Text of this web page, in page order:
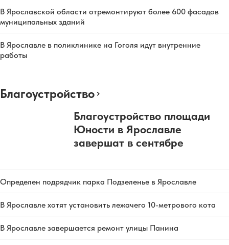
В Ярославской области отремонтируют более 600 фасадов
муниципальных зданий
В Ярославле в поликлинике на Гоголя идут внутренние
работы
Благоустройство
Благоустройство площади
Юности в Ярославле
завершат в сентябре
Определен подрядчик парка Подзеленье в Ярославле
В Ярославле хотят установить лежачего 10-метрового кота
В Ярославле завершается ремонт улицы Панина